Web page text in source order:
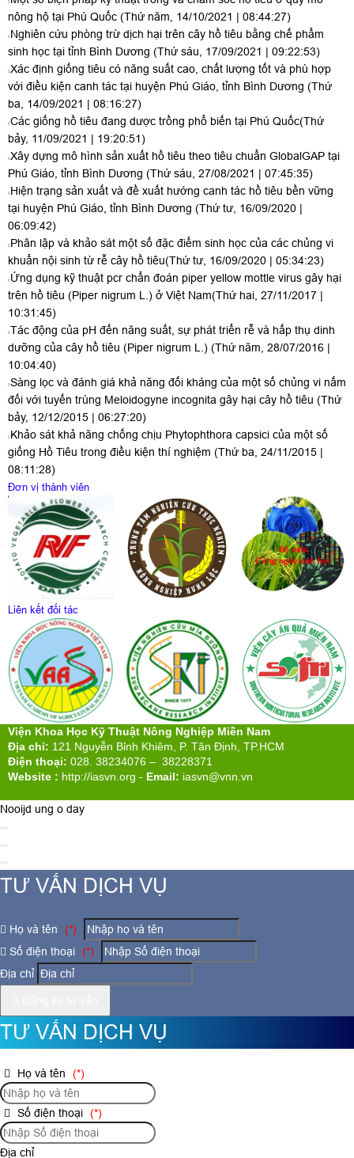
nông hộ tại Phú Quốc (Thứ năm, 14/10/2021 | 08:44:27)
Nghiên cứu phòng trừ dịch hại trên cây hồ tiêu bằng chế phẩm
sinh học tại tỉnh Bình Dương (Thứ sáu, 17/09/2021 | 09:22:53)
Xác định giống tiêu có năng suất cao, chất lượng tốt và phù hợp
với điều kiện canh tác tại huyện Phú Giáo, tỉnh Bình Dương (Thứ
ba, 14/09/2021 | 08:16:27)
Các giống hồ tiêu đang dược trồng phổ biến tại Phú Quốc(Thứ
bảy, 11/09/2021 | 19:20:51)
Xây dựng mô hình sản xuất hồ tiêu theo tiêu chuẩn GlobalGAP tại
Phú Giáo, tỉnh Bình Dương (Thứ sáu, 27/08/2021 | 07:45:35)
Hiện trạng sản xuất và đề xuất hướng canh tác hồ tiêu bền vững
tại huyện Phú Giáo, tỉnh Bình Dương (Thứ tư, 16/09/2020 |
06:09:42)
Phân lập và khảo sát một số đặc điểm sinh học của các chủng vi
khuẩn nội sinh từ rễ cây hồ tiêu(Thứ tư, 16/09/2020 | 05:34:23)
Ứng dụng kỹ thuật pcr chẩn đoán piper yellow mottle virus gây hại
trên hồ tiêu (Piper nigrum L.) ở Việt Nam(Thứ hai, 27/11/2017 |
10:31:45)
Tác động của pH đến năng suất, sự phát triển rễ và hấp thụ dinh
dưỡng của cây hồ tiêu (Piper nigrum L.) (Thứ năm, 28/07/2016 |
10:04:40)
Sàng lọc và đánh giá khả năng đối kháng của một số chủng vi nấm
đối với tuyến trùng Meloidogyne incognita gây hại cây hồ tiêu (Thứ
bảy, 12/12/2015 | 06:27:20)
Khảo sát khả năng chống chịu Phytophthora capsici của một số
giống Hồ Tiêu trong điều kiện thí nghiệm (Thứ ba, 24/11/2015 |
08:11:28)
Đơn vị thành viên
Liên kết đối tác
Viện Khoa Học Kỹ Thuật Nông Nghiệp Miền Nam
Địa chỉ: 121 Nguyễn Bỉnh Khiêm, P. Tân Định, TP.HCM
Điện thoại: 028. 38234076 – 38228371
Website : http://iasvn.org - Email: iasvn@vnn.vn
Nooijd ung o day
TƯ VẤN DỊCH VỤ
Họ và tên
(*)
Số điện thoại
(*)
Địa chỉ
TƯ VẤN DỊCH VỤ
Họ và tên (*)
Số điện thoại (*)
Địa chỉ